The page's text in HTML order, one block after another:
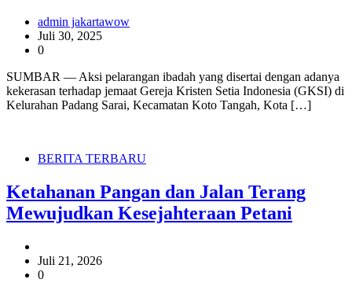
admin jakartawow
Juli 30, 2025
0
SUMBAR — Aksi pelarangan ibadah yang disertai dengan adanya
kekerasan terhadap jemaat Gereja Kristen Setia Indonesia (GKSI) di
Kelurahan Padang Sarai, Kecamatan Koto Tangah, Kota […]
BERITA TERBARU
Ketahanan Pangan dan Jalan Terang
Mewujudkan Kesejahteraan Petani
Juli 21, 2026
0